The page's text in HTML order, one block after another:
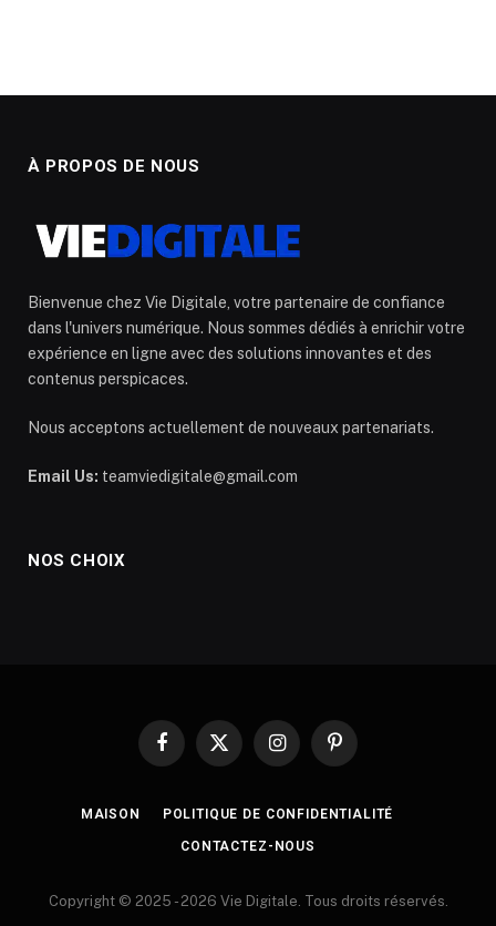
À PROPOS DE NOUS
Bienvenue chez Vie Digitale, votre partenaire de confiance
dans l'univers numérique. Nous sommes dédiés à enrichir votre
expérience en ligne avec des solutions innovantes et des
contenus perspicaces.
Nous acceptons actuellement de nouveaux partenariats.
Email Us: teamviedigitale@gmail.com
NOS CHOIX
Facebook
X
InstagramPinterest
MAISON POLITIQUE DE CONFIDENTIALITÉ
CONTACTEZ-NOUS
Copyright © 2025 - 2026 Vie Digitale. Tous droits réservés.